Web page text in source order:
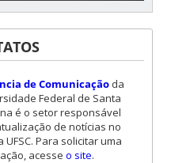
de Comunicação da
Federal de Santa
é o setor responsável
de notícias no
UFSC. Para solicitar uma
acesse o site.